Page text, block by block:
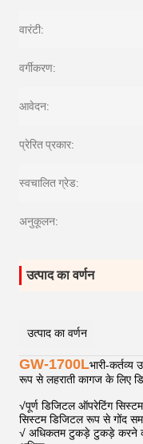
वारंटी:
वर्गीकरण:
आवेदन:
प्रेरित प्रकार:
स्वचालित ग्रेड:
अनुकूलन:
उत्पाद का वर्णन
उत्पाद का वर्णन
GW-1700Lभारी-
रूप से लहराती कागज के लिए
√पूर्ण डिजिटल ऑपरेटिंग
सिस्टम डिजिटल रूप से गोंद
√ अधिकतम टुकड़े टुकड़े करने